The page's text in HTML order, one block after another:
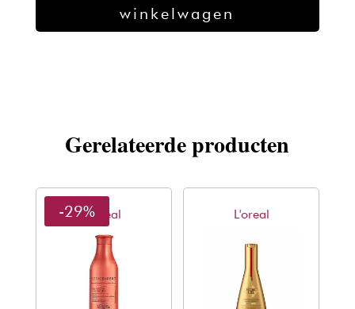
1000ml
winkelwagen
Gerelateerde producten
L'oreal
-29% L'oreal